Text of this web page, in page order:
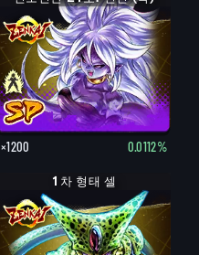
×1200 0.0112%
1차 형태 셀